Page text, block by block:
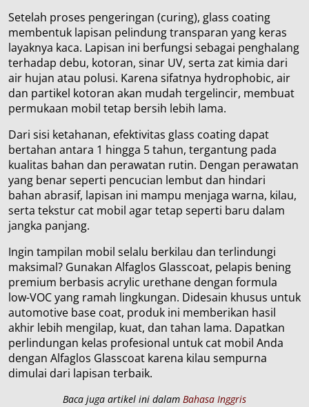
Setelah proses pengeringan (curing), glass coating
membentuk lapisan pelindung transparan yang keras
layaknya kaca. Lapisan ini berfungsi sebagai penghalang
terhadap debu, kotoran, sinar UV, serta zat kimia dari
air hujan atau polusi. Karena sifatnya hydrophobic, air
dan partikel kotoran akan mudah tergelincir, membuat
permukaan mobil tetap bersih lebih lama.
Dari sisi ketahanan, efektivitas glass coating dapat
bertahan antara 1 hingga 5 tahun, tergantung pada
kualitas bahan dan perawatan rutin. Dengan perawatan
yang benar seperti pencucian lembut dan hindari
bahan abrasif, lapisan ini mampu menjaga warna, kilau,
serta tekstur cat mobil agar tetap seperti baru dalam
jangka panjang.
Ingin tampilan mobil selalu berkilau dan terlindungi
maksimal? Gunakan Alfaglos Glasscoat, pelapis bening
premium berbasis acrylic urethane dengan formula
low-VOC yang ramah lingkungan. Didesain khusus untuk
automotive base coat, produk ini memberikan hasil
akhir lebih mengilap, kuat, dan tahan lama. Dapatkan
perlindungan kelas profesional untuk cat mobil Anda
dengan Alfaglos Glasscoat karena kilau sempurna
dimulai dari lapisan terbaik.
Baca juga artikel ini dalam Bahasa Inggris